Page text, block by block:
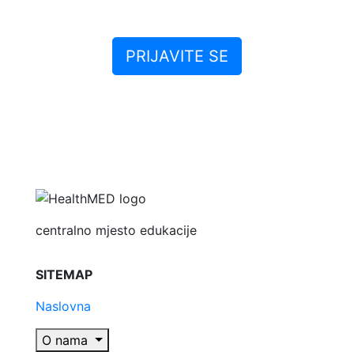
PRIJAVITE SE
centralno mjesto edukacije
SITEMAP
Naslovna
O nama